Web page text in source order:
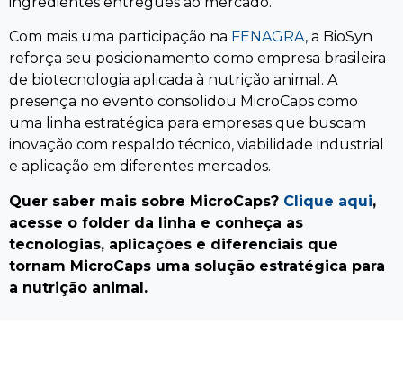
Com mais uma participação na FENAGRA, a BioSyn
reforça seu posicionamento como empresa brasileira
de biotecnologia aplicada à nutrição animal. A
presença no evento consolidou MicroCaps como
uma linha estratégica para empresas que buscam
inovação com respaldo técnico, viabilidade industrial
e aplicação em diferentes mercados.
Quer saber mais sobre MicroCaps? Clique aqui,
acesse o folder da linha e conheça as
tecnologias, aplicações e diferenciais que
tornam MicroCaps uma solução estratégica para
a nutrição animal.